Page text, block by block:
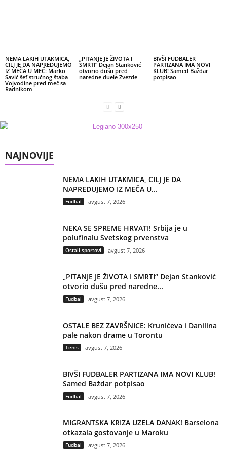
NEMA LAKIH UTAKMICA,
CILJ JE DA NAPREDUJEMO
IZ MEČA U MEČ: Marko
Savić šef stručnog štaba
Vojvodine pred meč sa
Radnikom
„PITANJE JE ŽIVOTA I
SMRTI“ Dejan Stanković
otvorio dušu pred
naredne duele Zvezde
BIVŠI FUDBALER
PARTIZANA IMA NOVI
KLUB! Samed Baždar
potpisao
NAJNOVIJE
NEMA LAKIH UTAKMICA, CILJ JE DA
NAPREDUJEMO IZ MEČA U...
Fudbal avgust 7, 2026
NEKA SE SPREME HRVATI! Srbija je u
polufinalu Svetskog prvenstva
Ostali sportovi avgust 7, 2026
„PITANJE JE ŽIVOTA I SMRTI“ Dejan Stanković
otvorio dušu pred naredne...
Fudbal avgust 7, 2026
OSTALE BEZ ZAVRŠNICE: Krunićeva i Danilina
pale nakon drame u Torontu
Tenis avgust 7, 2026
BIVŠI FUDBALER PARTIZANA IMA NOVI KLUB!
Samed Baždar potpisao
Fudbal avgust 7, 2026
MIGRANTSKA KRIZA UZELA DANAK! Barselona
otkazala gostovanje u Maroku
Fudbal avgust 7, 2026